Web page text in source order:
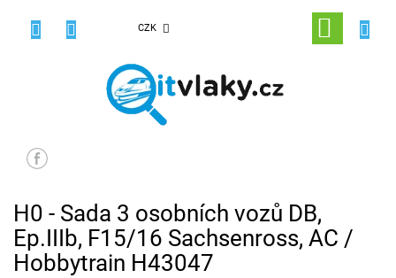
CZK
NÁKUPNÍ
KOŠÍK
H0 - Sada 3 osobních vozů DB,
Ep.IIIb, F15/16 Sachsenross, AC /
Hobbytrain H43047